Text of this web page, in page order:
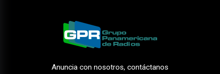
Anuncia con nosotros, contáctanos